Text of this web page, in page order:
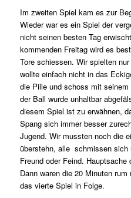
Im zweiten Spiel kam es zur
Wieder war es ein Spiel der
nicht seinen besten Tag
kommenden Freitag wird es
Tore schiessen. Wir spielten
wollte einfach nicht in das
die Pille und schoss mit
der Ball wurde unhaltbar
diesem Spiel ist zu erwähnen,
Spang sich immer besser
Jugend. Wir mussten noch die
überstehn, alle schmissen sich
Freund oder Feind.
Dann waren die 20 Minuten
das vierte Spiel in Folge.